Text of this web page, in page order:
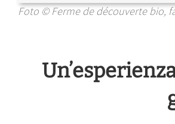
Foto © Ferme de découverte bio,